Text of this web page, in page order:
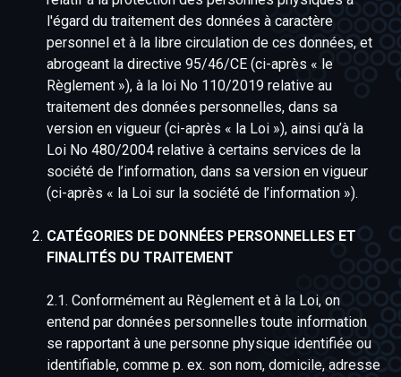
l'égard du traitement des données à caractère
personnel et à la libre circulation de ces données, et
abrogeant la directive 95/46/CE (ci-après « le
Règlement »), à la loi No 110/2019 relative au
traitement des données personnelles, dans sa
version en vigueur (ci-après « la Loi »), ainsi qu’à la
Loi No 480/2004 relative à certains services de la
société de l’information, dans sa version en vigueur
(ci-après « la Loi sur la société de l’information »).
CATÉGORIES DE DONNÉES PERSONNELLES ET
FINALITÉS DU TRAITEMENT
2.1. Conformément au Règlement et à la Loi, on
entend par données personnelles toute information
se rapportant à une personne physique identifiée ou
identifiable, comme p. ex. son nom, domicile, adresse